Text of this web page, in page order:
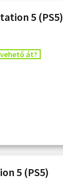
5 (PS5)
át?
5 (PS5)